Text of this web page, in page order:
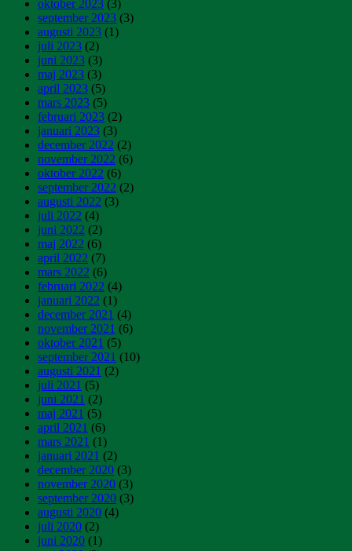
oktober 2023 (3)
september 2023 (3)
augusti 2023 (1)
juli 2023 (2)
juni 2023 (3)
maj 2023 (3)
april 2023 (5)
mars 2023 (5)
februari 2023 (2)
januari 2023 (3)
december 2022 (2)
november 2022 (6)
oktober 2022 (6)
september 2022 (2)
augusti 2022 (3)
juli 2022 (4)
juni 2022 (2)
maj 2022 (6)
april 2022 (7)
mars 2022 (6)
februari 2022 (4)
januari 2022 (1)
december 2021 (4)
november 2021 (6)
oktober 2021 (5)
september 2021 (10)
augusti 2021 (2)
juli 2021 (5)
juni 2021 (2)
maj 2021 (5)
april 2021 (6)
mars 2021 (1)
januari 2021 (2)
december 2020 (3)
november 2020 (3)
september 2020 (3)
augusti 2020 (4)
juli 2020 (2)
juni 2020 (1)